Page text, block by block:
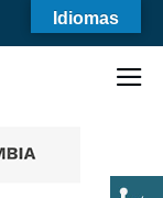
Idiomas